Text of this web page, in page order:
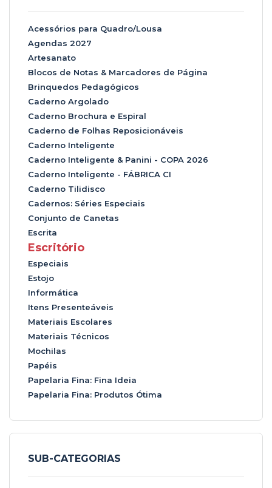
Acessórios para Quadro/Lousa
Agendas 2027
Artesanato
Blocos de Notas & Marcadores de Página
Brinquedos Pedagógicos
Caderno Argolado
Caderno Brochura e Espiral
Caderno de Folhas Reposicionáveis
Caderno Inteligente
Caderno Inteligente & Panini - COPA 2026
Caderno Inteligente - FÁBRICA CI
Caderno Tilidisco
Cadernos: Séries Especiais
Conjunto de Canetas
Escrita
Escritório
Especiais
Estojo
Informática
Itens Presenteáveis
Materiais Escolares
Materiais Técnicos
Mochilas
Papéis
Papelaria Fina: Fina Ideia
Papelaria Fina: Produtos Ótima
SUB-CATEGORIAS